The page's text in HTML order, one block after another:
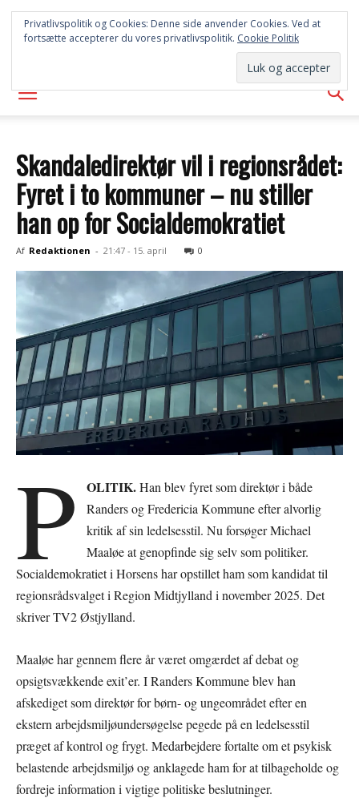
SYD
AVISEN
Skandaledirektør vil i regionsrådet:
Fyret i to kommuner – nu stiller
han op for Socialdemokratiet
Af Redaktionen - 21:47 - 15. april 0
P OLITIK.Han blev fyret som direktør i både
Randers og Fredericia Kommune efter alvorlig
kritik af sin ledelsesstil. Nu forsøger Michael
Maaløe at genopfinde sig selv som politiker.
Socialdemokratiet i Horsens har opstillet ham som kandidat til
regionsrådsvalget i Region Midtjylland i november 2025. Det
skriver TV2 Østjylland.
Maaløe har gennem flere år været omgærdet af debat og
opsigtsvækkende exit’er. I Randers Kommune blev han
afskediget som direktør for børn- og ungeområdet efter en
ekstern arbejdsmiljøundersøgelse pegede på en ledelsesstil
præget af kontrol og frygt. Medarbejdere fortalte om et psykisk
belastende arbejdsmiljø og anklagede ham for at tilbageholde og
fordreje information i vigtige politiske beslutninger.
Privatlivspolitik og Cookies: Denne side anvender Cookies. Ved at
fortsætte accepterer du vores privatlivspolitik. Cookie Politik